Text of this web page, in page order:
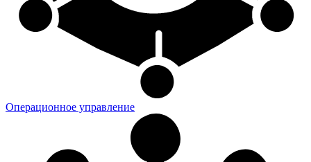
Операционное управление